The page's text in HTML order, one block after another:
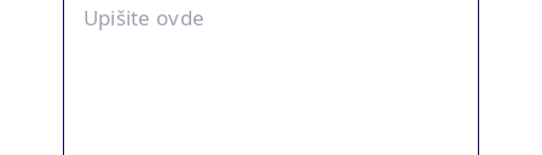
ovde